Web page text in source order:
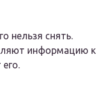
нельзя снять.
информацию к